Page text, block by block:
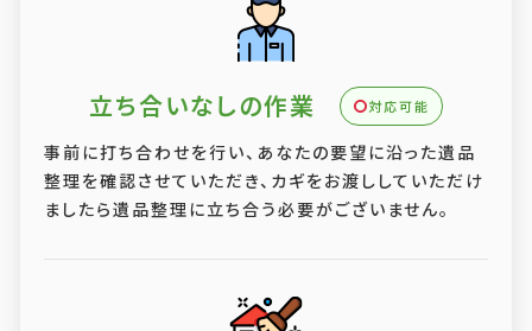
立ち合いなしの作業 対応可能
事前に打ち合わせを行い、あなたの要望に沿った遺品
整理を確認させていただき、カギをお渡ししていただけ
ましたら遺品整理に立ち合う必要がございません。